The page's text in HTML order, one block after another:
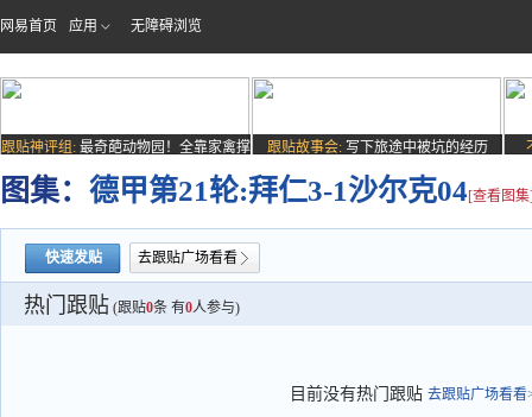
网易首页 应用 无障碍浏览
跟贴神评组: 最奇葩动物园！全靠家禽撑
场子
跟贴故事会: 写下旅途中被坑的经历
图集： 德甲第21轮:拜仁3-1沙尔克04[查看图
快速发贴 去跟贴广场看看
热门跟贴 (跟贴0条 有0人参与)
目前没有热门跟贴 去跟贴广场看看